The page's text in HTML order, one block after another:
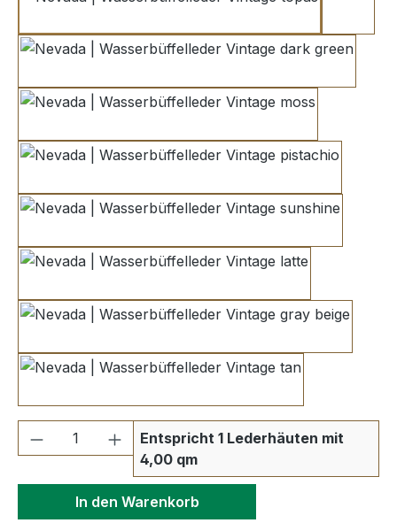
Produkt Anzahl: Gib den
Entspricht 1 Lederhäuten mit
4,00 qm
In den Warenkorb